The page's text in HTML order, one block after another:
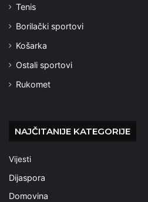
Tenis
Borilački sportovi
Košarka
Ostali sportovi
Rukomet
NAJČITANIJE KATEGORIJE
Vijesti
Dijaspora
Domovina